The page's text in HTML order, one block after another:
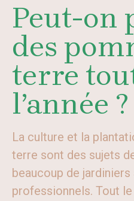
Peut-on
des
terre
l’année ?
La culture et la
terre sont des sujets
beaucoup de
professionnels. Tout